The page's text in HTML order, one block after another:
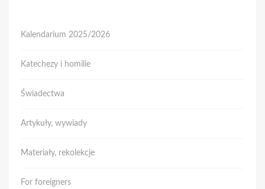
Kalendarium 2025/2026
Katechezy i homilie
Świadectwa
Artykuły, wywiady
Materiały, rekolekcje
For foreigners